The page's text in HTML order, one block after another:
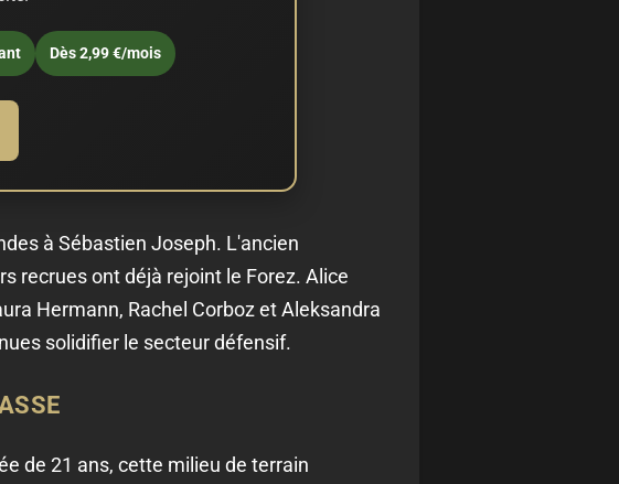
Dès 2,99 €/mois
à Sébastien Joseph. L'ancien
recrues ont déjà rejoint le Forez. Alice
Hermann, Rachel Corboz et Aleksandra
solidifier le secteur défensif.
de 21 ans, cette milieu de terrain